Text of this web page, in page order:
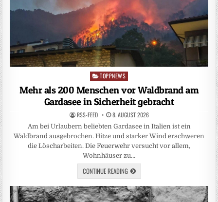
Posted
TOPPNEWS
Mehr als 200 Menschen vor Waldbrand am
Gardasee in Sicherheit gebracht
RSS-FEED 8. AUGUST 2026
Am bei Urlaubern beliebten Gardasee in Italien ist ein
Waldbrand ausgebrochen. Hitze und starker Wind erschweren
die Löscharbeiten. Die Feuerwehr versucht vor allem,
Wohnhäuser zu…
CONTINUE READING